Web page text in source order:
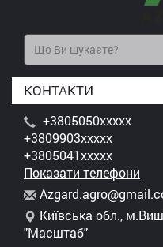
КОНТАКТИ
+3805050xxxxx
+3809903xxxxx
+3805041xxxxx
Показати телефони
Azgard.agro@gmail.c
Київська обл.,
"Масштаб"